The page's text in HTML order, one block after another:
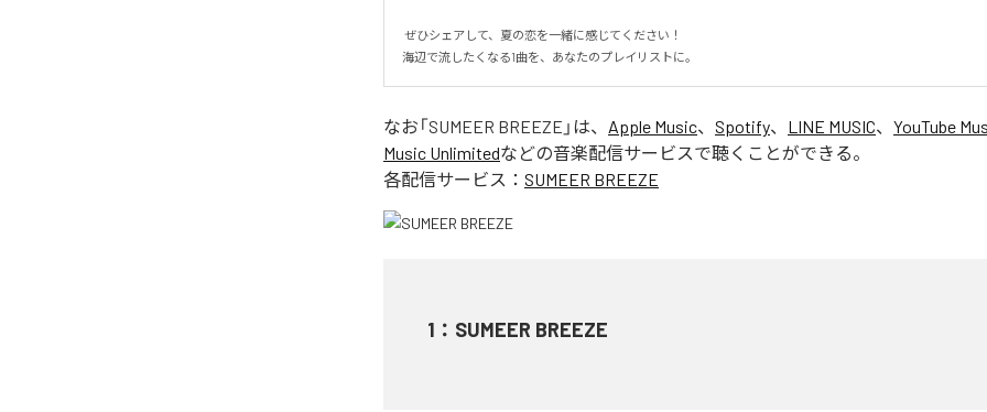
海辺で流したくなる1曲を、あなたのプレイリストに。
なお「SUMEER BREEZE 」は、 Apple Music、 Spotify、 LINE MUSIC、 YouTube
Music Unlimitedなどの音楽配信サービスで聴くことができる。
各配信サービス： SUMEER BREEZE
1 ： SUMEER BREEZE